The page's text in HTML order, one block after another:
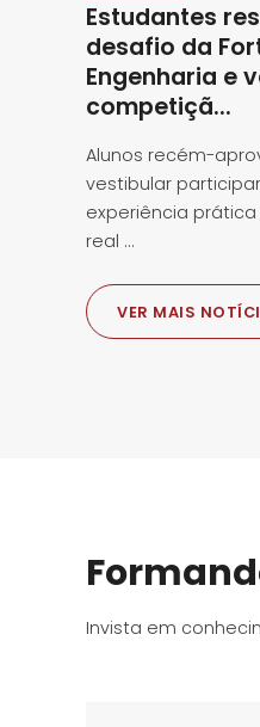
Estudantes
desafio da
Engenharia e
competiçã...
Alunos recém-
vestibular
experiência
real ...
VER MAIS
Invista em